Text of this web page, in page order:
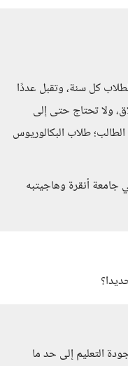
كل سنة، وتقبل عددًا
ولا تحتاج حتى إلى
طلاب البكالوريوس
أنقرة وهاجيتبه
التعليم إلى حد ما